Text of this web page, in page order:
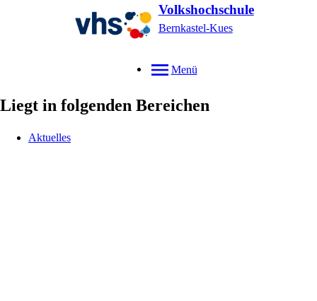
Volkshochschule
Bernkastel-Kues
Menü
Liegt in folgenden Bereichen
Aktuelles